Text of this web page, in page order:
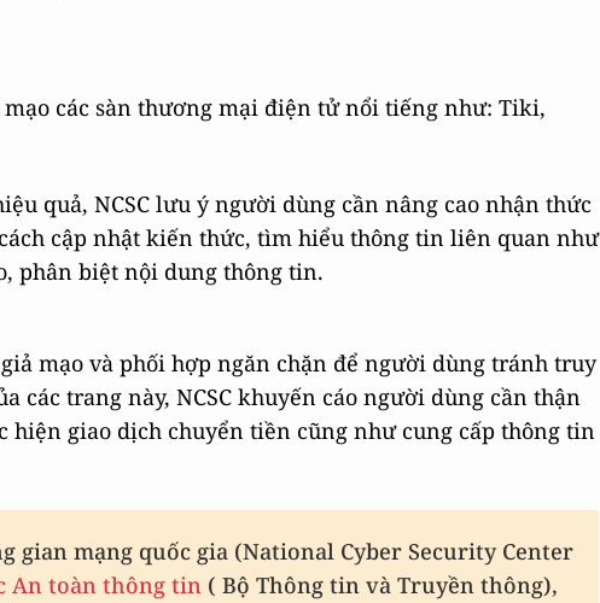
các sàn thương mại điện tử nổi tiếng như: Tiki,
quả, NCSC lưu ý người dùng cần nâng cao nhận thức
cập nhật kiến thức, tìm hiểu thông tin liên quan như
phân biệt nội dung thông tin.
mạo và phối hợp ngăn chặn để người dùng tránh truy
các trang này, NCSC khuyến cáo người dùng cần thận
giao dịch chuyển tiền cũng như cung cấp thông tin
gian mạng quốc gia (National Cyber Security Center
An toàn thông tin ( Bộ Thông tin và Truyền thông),